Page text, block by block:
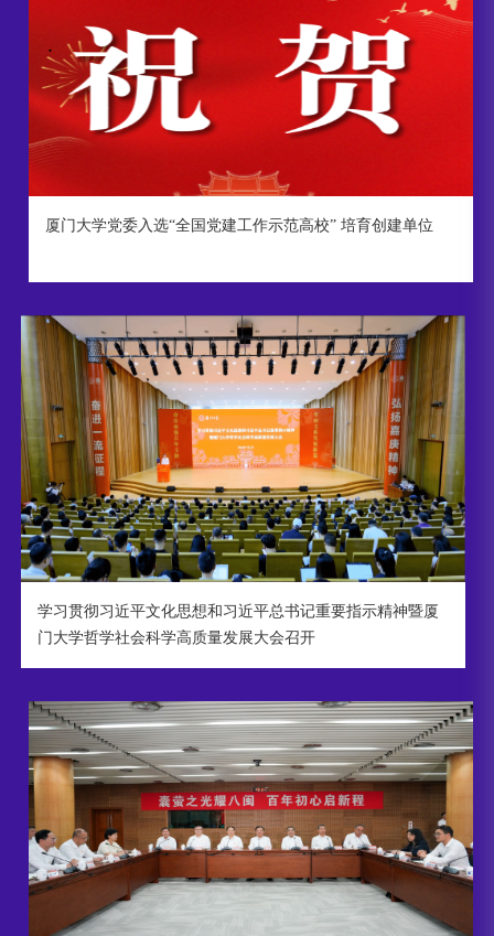
厦门大学党委入选“全国党建工作示范高校” 培育创建单位
学习贯彻习近平文化思想和习近平总书记重要指示精神暨厦
门大学哲学社会科学高质量发展大会召开